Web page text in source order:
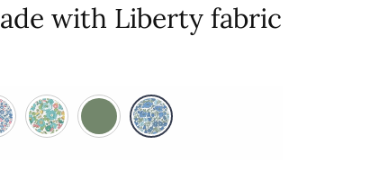
with Liberty fabric